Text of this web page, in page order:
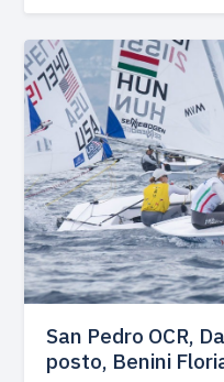
San Pedro OCR,
posto, Benini